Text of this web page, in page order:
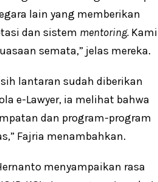
lain yang memberikan
dan sistem mentoring. Kami
semata,” jelas mereka.
lantaran sudah diberikan
e-Lawyer, ia melihat bahwa
dan program-program
Fajria menambahkan.
menyampaikan rasa